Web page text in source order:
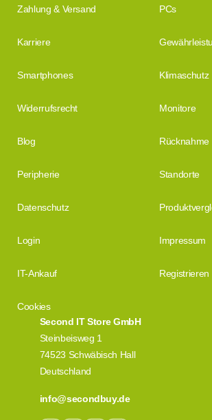
Second IT Store GmbH
Steinbeisweg 1
74523 Schwäbisch Hall
Deutschland
info@secondbuy.de
Zahlung & Versand PCs
Karriere
Smartphones Klimaschutz
Widerrufsrecht Monitore
Blog Rücknahme
Peripherie Standorte
Datenschutz
Login Impressum
IT-Ankauf Registrieren
Cookies